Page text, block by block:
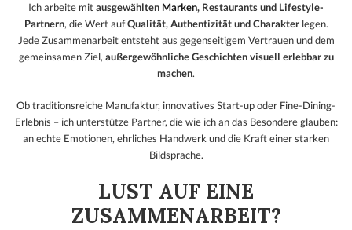
Ich arbeite mitausgewählten Marken, Restaurants und Lifestyle-
Partnern, die Wert aufQualität, Authentizität und Charakterlegen.
Jede Zusammenarbeit entsteht aus gegenseitigem Vertrauen und dem
gemeinsamen Ziel,außergewöhnliche Geschichten visuell erlebbar zu
machen.
Ob traditionsreiche Manufaktur, innovatives Start-up oder Fine-Dining-
Erlebnis – ich unterstütze Partner, die wie ich an das Besondere glauben:
an echte Emotionen, ehrliches Handwerk und die Kraft einer starken
Bildsprache.
LUST AUF EINE
ZUSAMMENARBEIT?